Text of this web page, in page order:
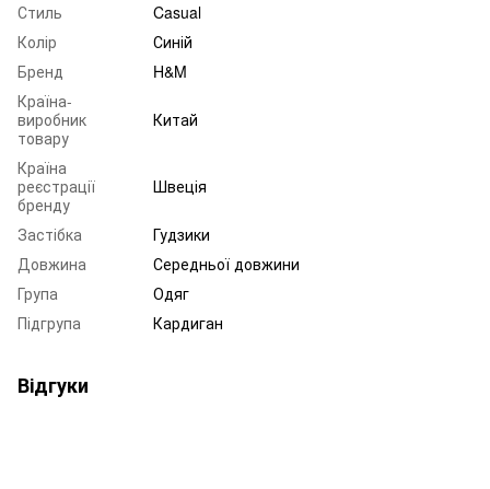
Стиль
Casual
Колір
Синій
Бренд
H&M
Країна-
виробник
товару
Китай
Країна
реєстрації
бренду
Швеція
Застібка
Гудзики
Довжина
Середньої довжини
Група
Одяг
Підгрупа
Кардиган
Відгуки